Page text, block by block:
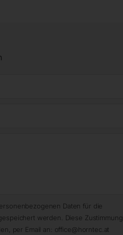
Daten für die
werden. Diese Zustimmung
per Email an: office@horntec.at